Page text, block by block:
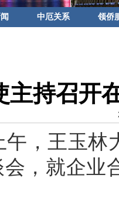
中厄关系 领侨
主持召开
王玉林
，就企业